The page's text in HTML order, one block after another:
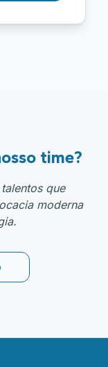
dos
e
jurídico
na esfera
e
e da
time?
que
moderna